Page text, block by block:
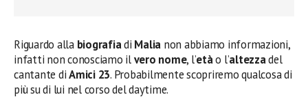
Riguardo alla biografiadi Malia non abbiamo informazioni,
infatti non conosciamo ilvero nome, l’etào l’altezzadel
cantante diAmici 23. Probabilmente scopriremo qualcosa di
più su di lui nel corso del daytime.